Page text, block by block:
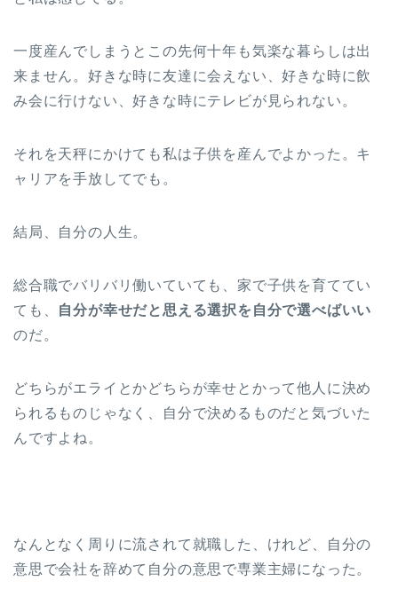
一度産んでしまうとこの先何十年も気楽な暮らしは出
来ません。好きな時に友達に会えない、好きな時に飲
み会に行けない、好きな時にテレビが見られない。
それを天秤にかけても私は子供を産んでよかった。キ
ャリアを手放してでも。
結局、自分の人生。
総合職でバリバリ働いていても、家で子供を育ててい
ても、 自分が幸せだと思える選択を自分で選べばいい
のだ。
どちらがエライとかどちらが幸せとかって他人に決め
られるものじゃなく、自分で決めるものだと気づいた
んですよね。
なんとなく周りに流されて就職した、けれど、自分の
意思で会社を辞めて自分の意思で専業主婦になった。